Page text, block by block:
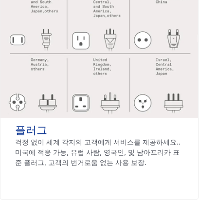
플러그
걱정 없이 세계 각지의 고객에게 서비스를 제공하세요..
미국에 적응 가능, 유럽 ​​사람, 영국인, 및 남아프리카 표
준 플러그, 고객의 번거로움 없는 사용 보장.